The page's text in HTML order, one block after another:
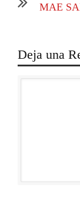
MAE
Deja una